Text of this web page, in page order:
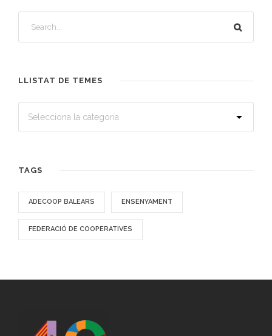
LLISTAT DE TEMES
TAGS
ADECOOP BALEARS ENSENYAMENT
FEDERACIÓ DE COOPERATIVES